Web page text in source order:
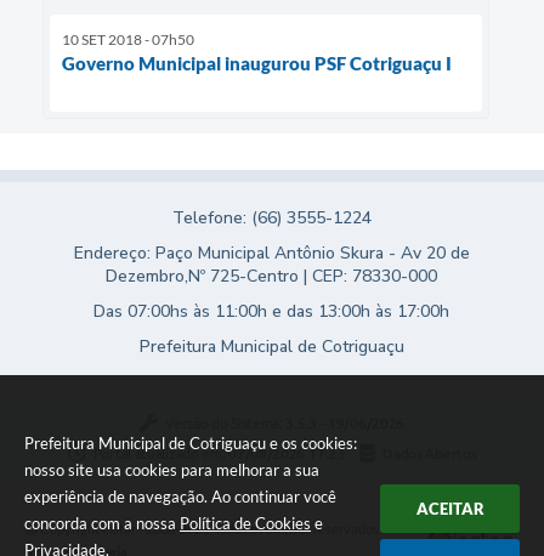
Prefeitura Municipal de Cotriguaçu e os cookies:
nosso site usa cookies para melhorar a sua
experiência de navegação. Ao continuar você
concorda com a nossa Política de Cookies e
Privacidade.
ACEITAR
10 SET 2018 - 07h50
Governo Municipal inaugurou PSF Cotriguaçu I
Telefone: (66) 3555-1224
Endereço: Paço Municipal Antônio Skura - Av 20 de
Dezembro,Nº 725-Centro | CEP: 78330-000
Das 07:00hs às 11:00h e das 13:00h às 17:00h
Prefeitura Municipal de Cotriguaçu
Portal atualizado em:07/08/2026 17:23
Copyright Instar - 2006-2026. Todos os direitos reservados -
Instar Tecnologia